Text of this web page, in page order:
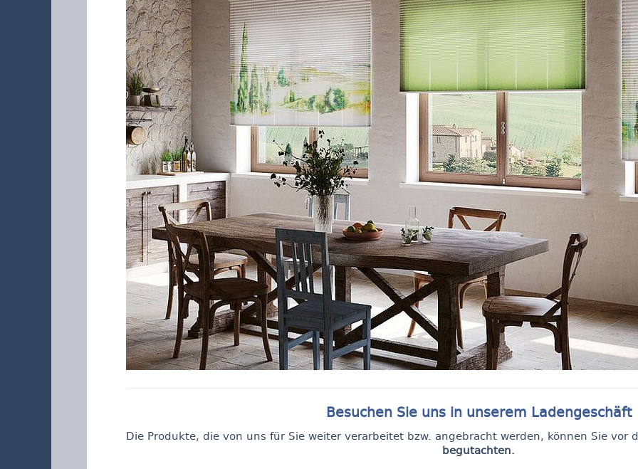
Besuchen Sie uns in unserem Ladengeschäft
Die Produkte, die von uns für Sie weiter verarbeitet bzw. angebracht werden, können Sie vor
begutachten.